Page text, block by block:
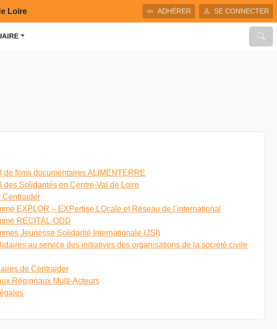
Loire ADHÉRER SE CONNECTER
de films documentaires ALIMENTERRE
des Solidarités en Centre-Val de Loire
Centraider
EXPLOR – EXPertise LOcale et Réseau de l’international
RECITAL-ODD
Jeunesse Solidarité Internationale (JSI)
au service des initiatives des organisations de la société civile
de Centraider
Régionaux Multi-Acteurs